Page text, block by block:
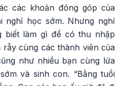
các khoản đóng góp của
nghỉ học sớm. Nhưng nghỉ
biết làm gì để có thu nhập
rẫy cùng các thành viên của
như nhiều bạn cùng lứa
và sinh con. “Bằng tuổi